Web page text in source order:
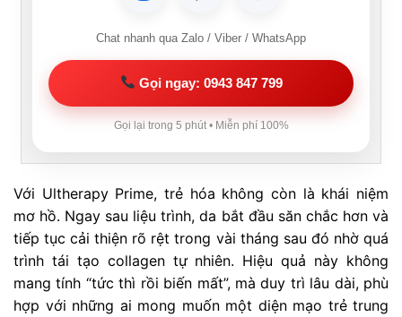
Chat nhanh qua Zalo / Viber / WhatsApp
Gọi ngay: 0943 847 799
Gọi lại trong 5 phút • Miễn phí 100%
Với Ultherapy Prime, trẻ hóa không còn là khái niệm
mơ hồ. Ngay sau liệu trình, da bắt đầu săn chắc hơn và
tiếp tục cải thiện rõ rệt trong vài tháng sau đó nhờ quá
trình tái tạo collagen tự nhiên. Hiệu quả này không
mang tính “tức thì rồi biến mất”, mà duy trì lâu dài, phù
hợp với những ai mong muốn một diện mạo trẻ trung